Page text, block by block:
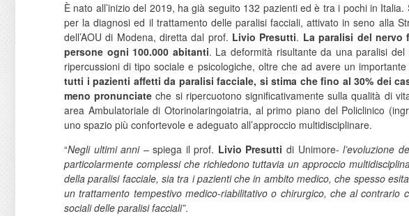
È nato all’inizio del 2019, ha già seguito 132 pazienti ed è tra i pochi in Italia.
per la diagnosi ed il trattamento delle paralisi facciali, attivato in seno alla
dell’AOU di Modena, diretta dal prof. Livio Presutti. La paralisi del nervo
persone ogni 100.000 abitanti. La deformità risultante da una paralisi
ripercussioni di tipo sociale e psicologiche, oltre che ad avere un
tutti i pazienti affetti da paralisi facciale, si stima che fino al 30% dei
meno pronunciate che si ripercuotono significativamente sulla qualità di
area Ambulatoriale di Otorinolaringoiatria, al primo piano del Policlinico
uno spazio più confortevole e adeguato all’approccio multidisciplinare.
“Negli ultimi anni– spiega il prof. Livio Presutti di Unimore-l’evoluzione
particolarmente complessi che richiedono tuttavia un approccio
della paralisi facciale, sia tra i pazienti che in ambito medico, che spesso
un trattamento tempestivo medico-riabilitativo o chirurgico, che al
sociali delle paralisi facciali”.